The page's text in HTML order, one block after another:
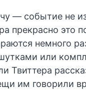
— событие не
прекрасно это
немного
или
Твиттера
им говорили